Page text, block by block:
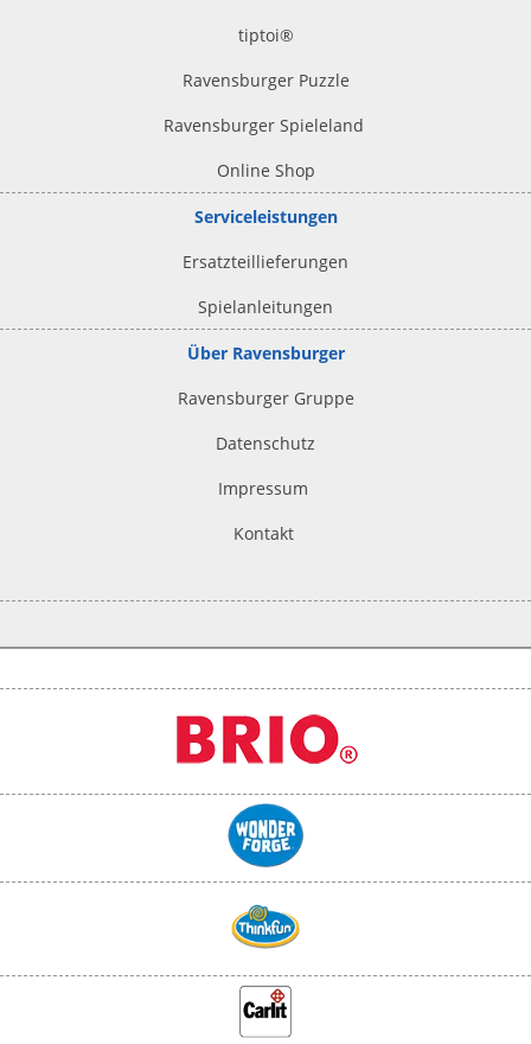
tiptoi®
Ravensburger Puzzle
Ravensburger Spieleland
Online Shop
Serviceleistungen
Ersatzteillieferungen
Spielanleitungen
Über Ravensburger
Ravensburger Gruppe
Datenschutz
Impressum
Kontakt